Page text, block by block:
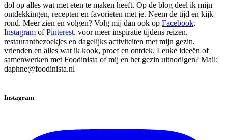
dol op alles wat met eten te maken heeft. Op de blog deel ik mijn
ontdekkingen, recepten en favorieten met je. Neem de tijd en kijk
rond. Meer zien en volgen? Volg mij dan ook op Facebook,
Instagram ofPinterest. voor meer inspiratie tijdens reizen,
restaurantbezoekjes en dagelijks activiteiten met mijn gezin,
vrienden en alles wat ik kook, proef en ontdek. Leuke ideeën of
samenwerken met Foodinista of mij en het gezin uitnodigen? Mail:
daphne@foodinista.nl
Instagram